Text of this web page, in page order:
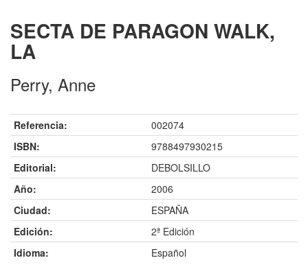
SECTA DE PARAGON WALK,
LA
Perry, Anne
Referencia:
002074
ISBN:
9788497930215
Editorial:
DEBOLSILLO
Año:
2006
Ciudad:
ESPAÑA
Edición:
2ª Edición
Idioma:
Español